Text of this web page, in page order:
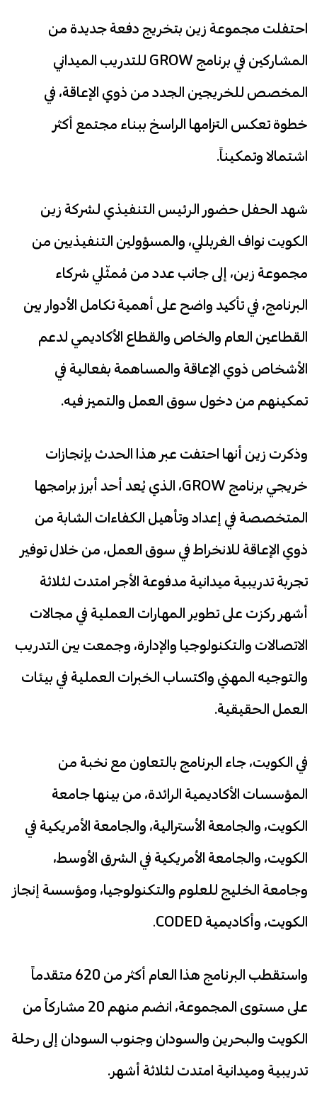
احتفلت مجموعة زين بتخريج دفعة جديدة من
المشاركين في برنامج
GROW للتدريب الميداني
المخصص للخريجين الجدد من ذوي الإعاقة، في
خطوة تعكس التزامها الراسخ ببناء مجتمع أكثر
اشتمالا وتمكيناً.
شهد الحفل حضور الرئيس التنفيذي لشركة زين
الكويت نواف الغربللي، والمسؤولين التنفيذيين من
مجموعة زين، إلى جانب عدد من مُمثّلي شركاء
البرنامج، في تأكيد واضح على أهمية تكامل الأدوار بين
القطاعين العام والخاص والقطاع الأكاديمي لدعم
الأشخاص ذوي الإعاقة والمساهمة بفعالية في
تمكينهم من دخول سوق العمل والتميز فيه.
وذكرت زين أنها احتفت عبر هذا الحدث بإنجازات
خريجي برنامج GROW، الذي يُعد أحد أبرز برامجها
المتخصصة في إعداد وتأهيل الكفاءات الشابة من
ذوي الإعاقة للانخراط في سوق العمل، من خلال توفير
تجربة تدريبية ميدانية مدفوعة الأجر امتدت لثلاثة
أشهر ركزت على تطوير المهارات العملية في مجالات
الاتصالات والتكنولوجيا والإدارة، وجمعت بين التدريب
والتوجيه المهني واكتساب الخبرات العملية في بيئات
العمل الحقيقية.
في الكويت، جاء البرنامج بالتعاون مع نخبة من
المؤسسات الأكاديمية الرائدة، من بينها جامعة
الكويت، والجامعة الأسترالية، والجامعة الأمريكية في
الكويت، والجامعة الأمريكية في الشرق الأوسط،
وجامعة الخليج للعلوم والتكنولوجيا، ومؤسسة إنجاز
الكويت، وأكاديمية CODED.
واستقطب البرنامج هذا العام أكثر من 620 متقدماً
على مستوى المجموعة، انضم منهم 20 مشاركاً من
الكويت والبحرين والسودان وجنوب السودان إلى رحلة
تدريبية وميدانية امتدت لثلاثة أشهر.